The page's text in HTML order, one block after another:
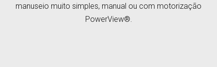
manuseio muito simples, manual ou com motorização
PowerView®.